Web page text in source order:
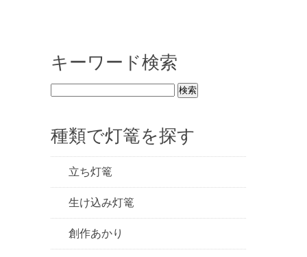
キーワード検索
種類で灯篭を探す
立ち灯篭
生け込み灯篭
創作あかり